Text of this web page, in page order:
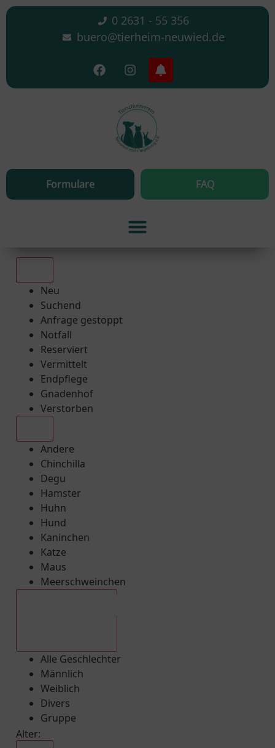
0 2631 - 55 356
buero@tierheim-neuwied.de
Formulare FAQ
Neu
Suchend
Anfrage gestoppt
Notfall
Reserviert
Vermittelt
Endpflege
Gnadenhof
Verstorben
Andere
Chinchilla
Degu
Hamster
Huhn
Hund
Kaninchen
Katze
Maus
Meerschweinchen
Alle Geschlechter
Männlich
Weiblich
Divers
Gruppe
Alter: